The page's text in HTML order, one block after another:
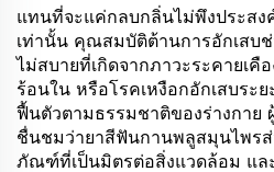
แทนที่จะแค่กลบกลิ่นไม่พึงประสง
เท่านั้น คุณสมบัติต้านการอักเสบ
ไม่สบายที่เกิดจากภาวะระคายเคื
ร้อนใน หรือโรคเหงือกอักเสบระย
ฟื้นตัวตามธรรมชาติของร่างกาย
ชื่นชมว่ายาสีฟันกานพลูสมุนไพร
ภัณฑ์ที่เป็นมิตรต่อสิ่งแวดล้อม แล